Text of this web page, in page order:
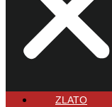
ZLATO